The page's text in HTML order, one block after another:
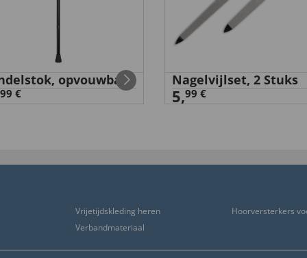
opvouwbaar
99 €
Nagelvijlset, 2 Stuks
5,99 €
Vrijetijdskleding heren Hoorversterkers
Verbandmateriaal